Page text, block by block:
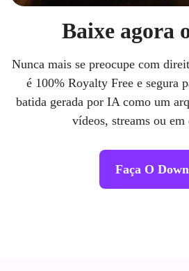
Baixe agora
Nunca mais se preocupe com
é 100% Royalty Free e segura
batida gerada por IA como um
vídeos, streams ou
Faça O